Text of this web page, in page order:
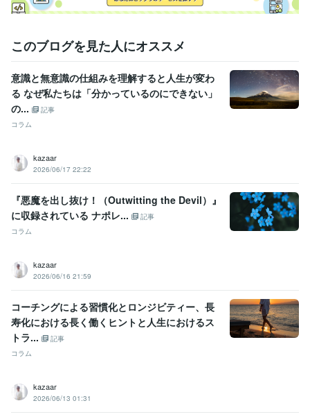
このブログを見た人にオススメ
意識と無意識の仕組みを理解すると人生が変わ
る なぜ私たちは「分かっているのにできない」
の...
記事
コラム
kazaar
2026/06/17 22:22
『悪魔を出し抜け！（Outwitting the Devil）』
に収録されている ナポレ...
記事
コラム
kazaar
2026/06/16 21:59
コーチングによる習慣化とロンジビティー、長
寿化における長く働くヒントと人生におけるス
トラ...
記事
コラム
kazaar
2026/06/13 01:31